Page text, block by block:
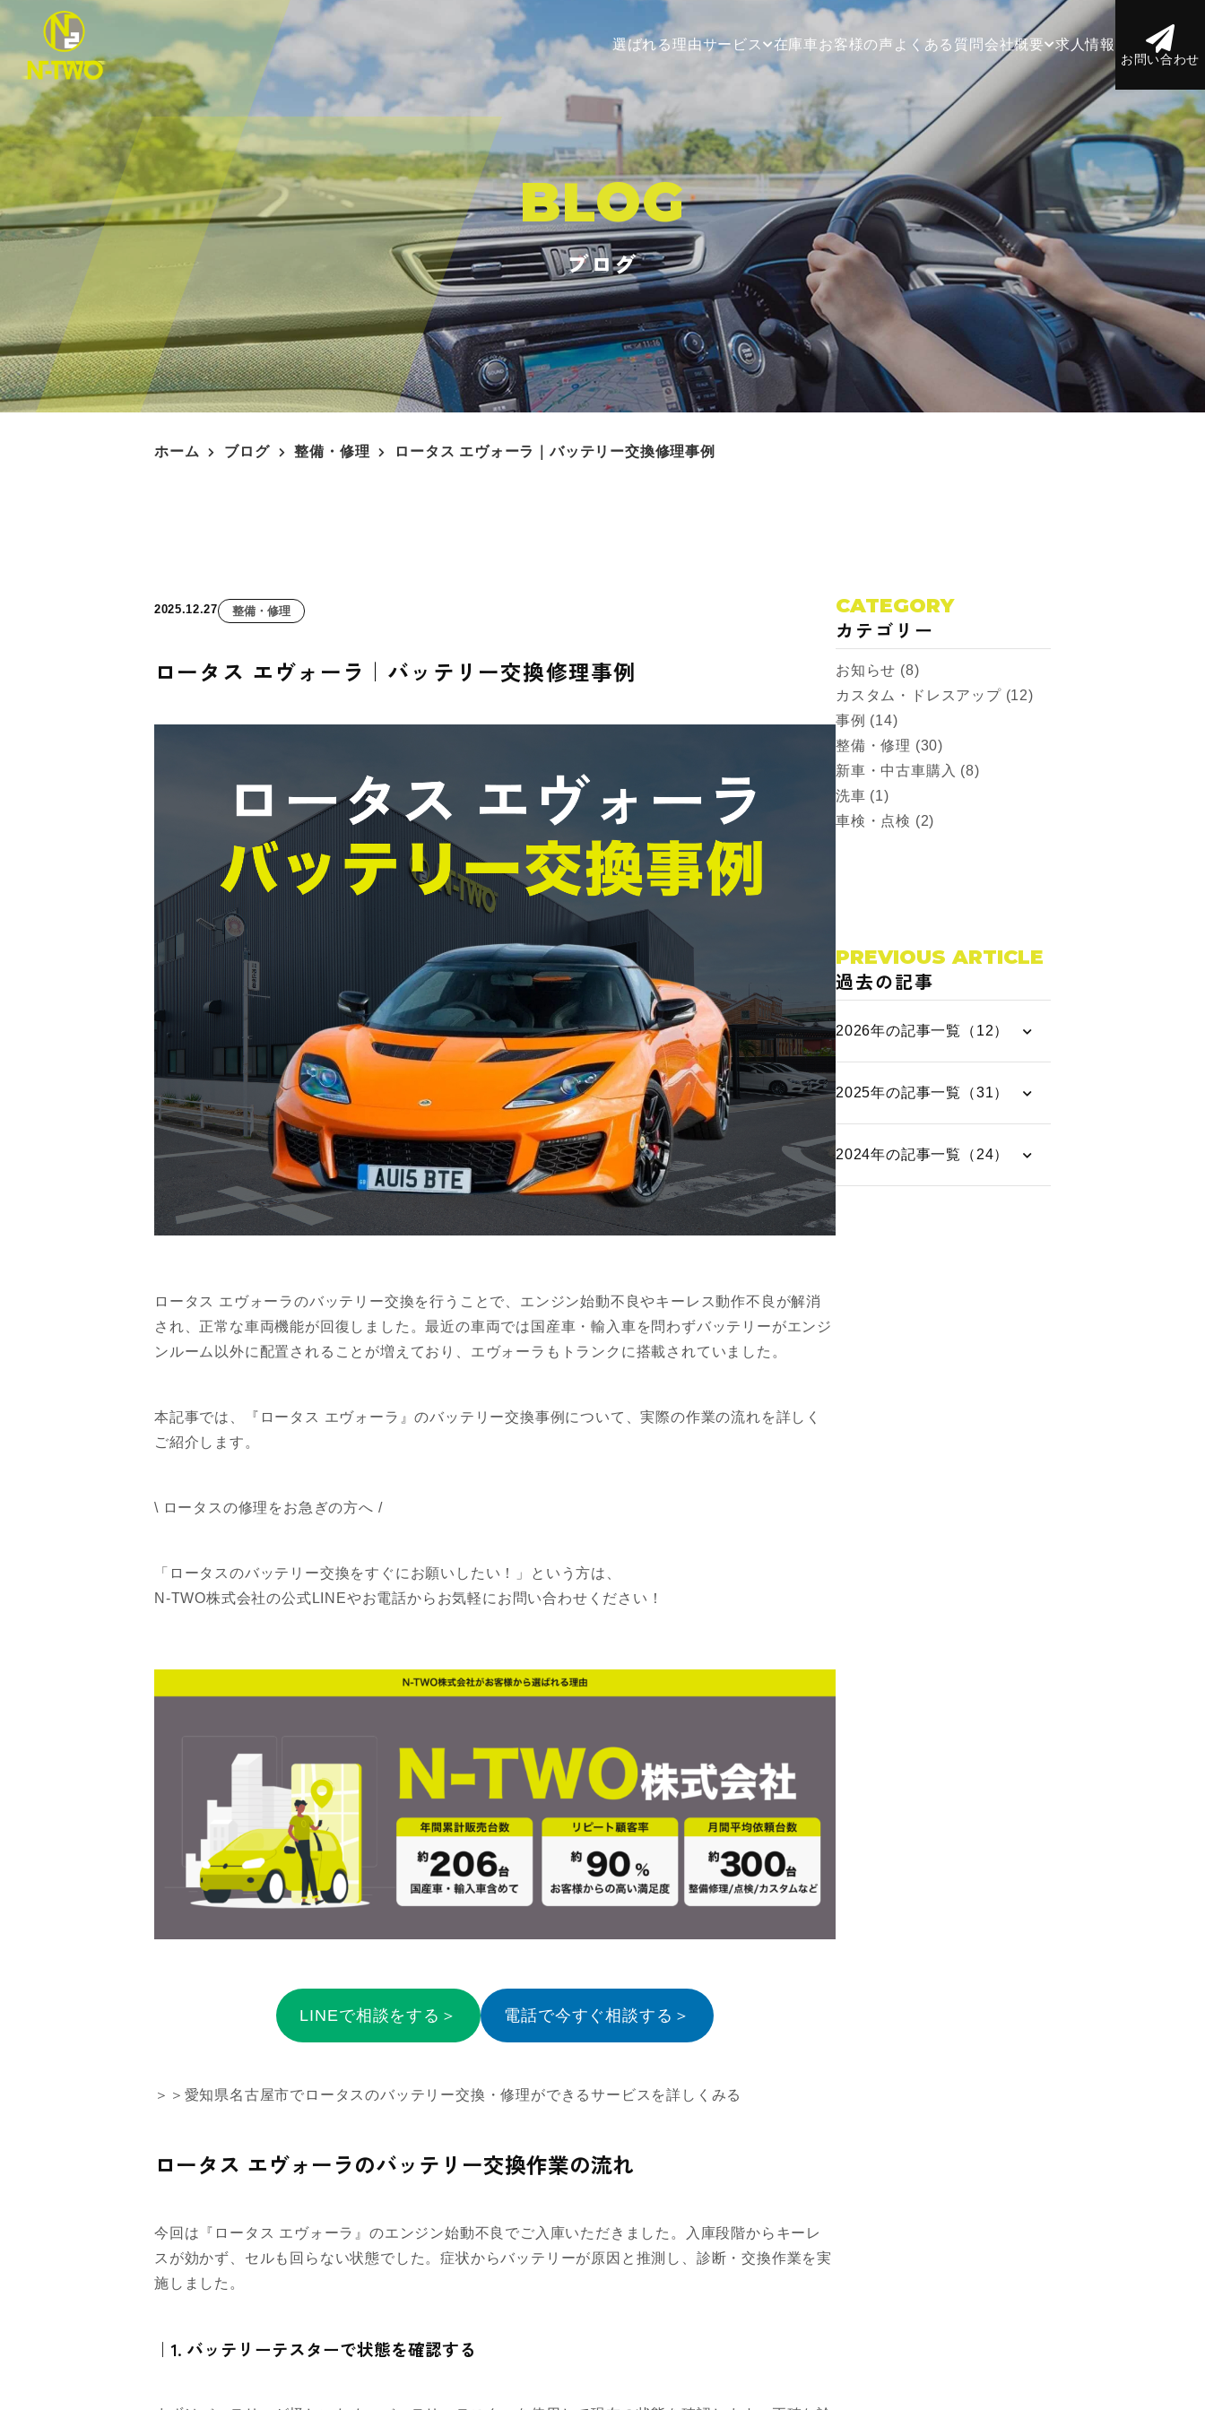
選ばれる理由サービス 在庫車 お客様の声 よくある質問会社概要 求人情報
お問い合わせ
BLOG
ブログ
ホーム ブログ 整備・修理 ロータス エヴォーラ｜バッテリー交換修理事例
2025.12.27 整備・修理
ロータス エヴォーラ｜バッテリー交換修理事例
ロータス エヴォーラのバッテリー交換を行うことで、エンジン始動不良やキーレス動作不良が解消
され、正常な車両機能が回復しました。最近の車両では国産車・輸入車を問わずバッテリーがエンジ
ンルーム以外に配置されることが増えており、エヴォーラもトランクに搭載されていました。
本記事では、『ロータス エヴォーラ』のバッテリー交換事例について、実際の作業の流れを詳しく
ご紹介します。
\ ロータスの修理をお急ぎの方へ /
「ロータスのバッテリー交換をすぐにお願いしたい！」という方は、
N-TWO株式会社の公式LINEやお電話からお気軽にお問い合わせください！
LINEで相談をする＞ 電話で今すぐ相談する＞
＞＞愛知県名古屋市でロータスのバッテリー交換・修理ができるサービスを詳しくみる
ロータス エヴォーラのバッテリー交換作業の流れ
今回は『ロータス エヴォーラ』のエンジン始動不良でご入庫いただきました。入庫段階からキーレ
スが効かず、セルも回らない状態でした。症状からバッテリーが原因と推測し、診断・交換作業を実
施しました。
｜1. バッテリーテスターで状態を確認する
CATEGORY
カテゴリー
お知らせ (8)
カスタム・ドレスアップ (12)
事例 (14)
整備・修理 (30)
新車・中古車購入 (8)
洗車 (1)
車検・点検 (2)
PREVIOUS ARTICLE
過去の記事
2026年の記事一覧（12）
2025年の記事一覧（31）
2024年の記事一覧（24）